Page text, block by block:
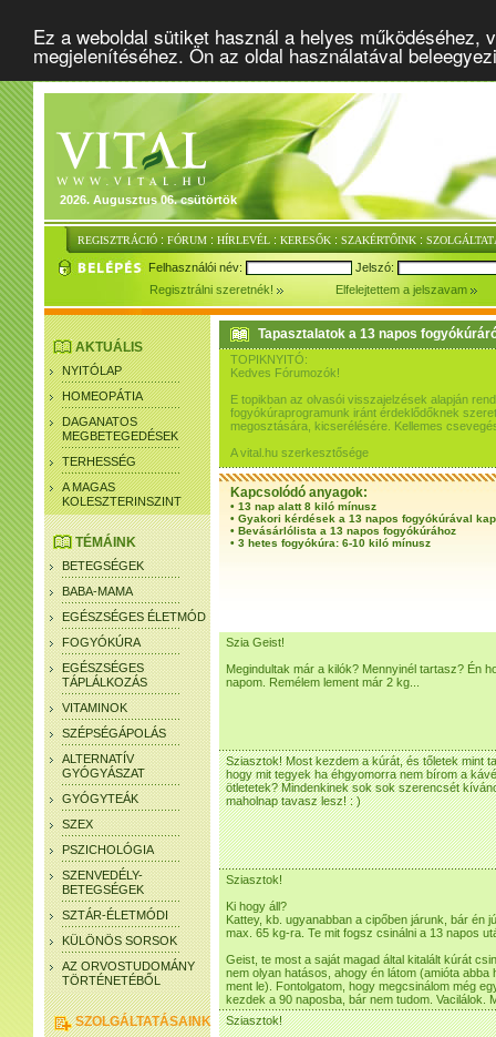
Ez a weboldal sütiket használ a helyes
megjelenítéséhez. Ön az oldal használatával
2026. Augusztus 06. csütörtök
REGISZTRÁCIÓ : FÓRUM : HÍRLEVÉL : KERESŐK : SZAKÉRTŐINK :
Felhasználói név:
Jelszó:
Regisztrálni szeretnék!
Elfelejtettem a jelszavam
AKTUÁLIS
NYITÓLAP
HOMEOPÁTIA
DAGANATOS
MEGBETEGEDÉSEK
TERHESSÉG
A MAGAS
KOLESZTERINSZINT
TÉMÁINK
BETEGSÉGEK
BABA-MAMA
EGÉSZSÉGES ÉLETMÓD
FOGYÓKÚRA
EGÉSZSÉGES
TÁPLÁLKOZÁS
VITAMINOK
SZÉPSÉGÁPOLÁS
ALTERNATÍV
GYÓGYÁSZAT
GYÓGYTEÁK
SZEX
PSZICHOLÓGIA
SZENVEDÉLY-
BETEGSÉGEK
SZTÁR-ÉLETMÓDI
KÜLÖNÖS SORSOK
AZ ORVOSTUDOMÁNY
TÖRTÉNETÉBŐL
SZOLGÁLTATÁSAINK
Tapasztalatok a 13 napos
TOPIKNYITÓ:
Kedves Fórumozók!
E topikban az olvasói visszajelzések alapján
fogyókúraprogramunk iránt érdeklődőknek
megosztására, kicserélésére. Kellemes
A vital.hu szerkesztősége
Kapcsolódó anyagok:
• 13 nap alatt 8 kiló mínusz
• Gyakori kérdések a 13 napos fogyókúrával
• Bevásárlólista a 13 napos fogyókúrához
• 3 hetes fogyókúra: 6-10 kiló mínusz
Szia Geist!
Megindultak már a kilók? Mennyinél tartasz? Én
napom. Remélem lement már 2 kg...
Sziasztok! Most kezdem a kúrát, és tőletek mint
hogy mit tegyek ha éhgyomorra nem bírom a
ötletetek? Mindenkinek sok sok szerencsét
maholnap tavasz lesz! : )
Sziasztok!
Ki hogy áll?
Kattey, kb. ugyanabban a cipőben járunk, bár én
max. 65 kg-ra. Te mit fogsz csinálni a 13 napos
Geist, te most a saját magad által kitalált kúrát
nem olyan hatásos, ahogy én látom (amióta
ment le). Fontolgatom, hogy megcsinálom még
kezdek a 90 naposba, bár nem tudom. Vacilálok.
Sziasztok!